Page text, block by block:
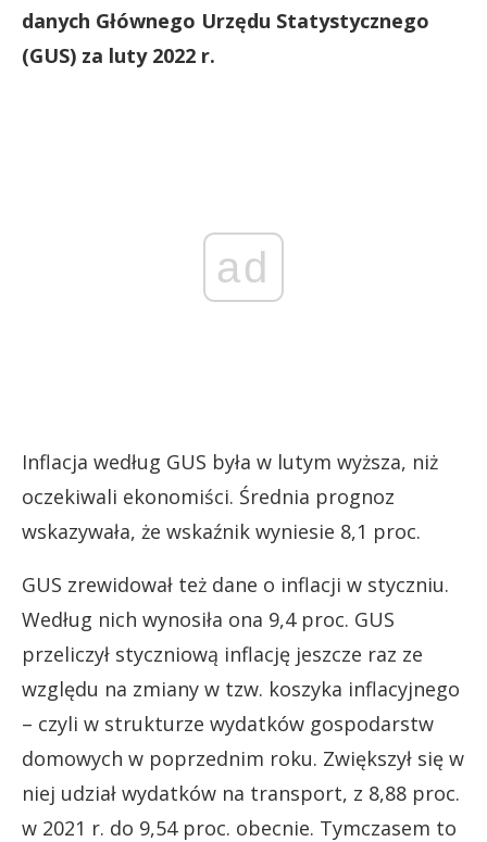
danych Głównego Urzędu Statystycznego
(GUS) za luty 2022 r.
ad
Inflacja według GUS była w lutym wyższa, niż
oczekiwali ekonomiści. Średnia prognoz
wskazywała, że wskaźnik wyniesie 8,1 proc.
GUS zrewidował też dane o inflacji w styczniu.
Według nich wynosiła ona 9,4 proc. GUS
przeliczył styczniową inflację jeszcze raz ze
względu na zmiany w tzw. koszyka inflacyjnego
– czyli w strukturze wydatków gospodarstw
domowych w poprzednim roku. Zwiększył się w
niej udział wydatków na transport, z 8,88 proc.
w 2021 r. do 9,54 proc. obecnie. Tymczasem to